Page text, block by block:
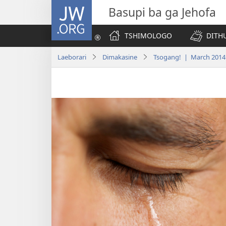
JW.ORG Basupi ba ga Jehofa
TSHIMOLOGO
Laeborari Dimakasine Tsogang! | March 2014